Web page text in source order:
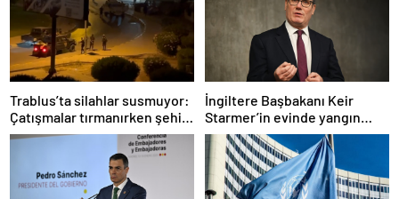
Trablus’ta silahlar susmuyor:
Çatışmalar tırmanırken şehir
alarmda
İngiltere Başbakanı Keir
Starmer’in evinde yangın
çıktı